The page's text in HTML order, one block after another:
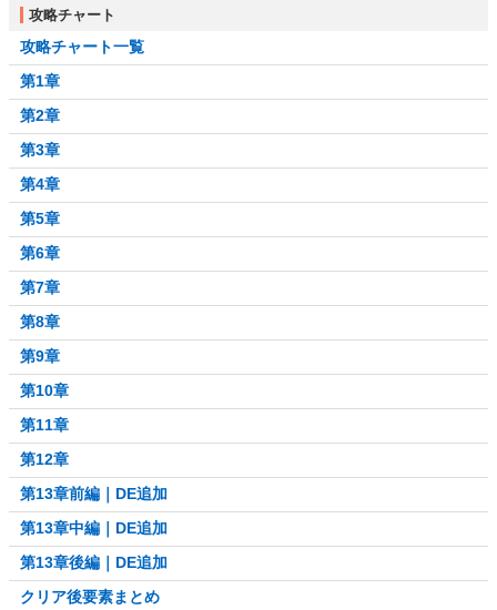
攻略チャート
攻略チャート一覧
第1章
第2章
第3章
第4章
第5章
第6章
第7章
第8章
第9章
第10章
第11章
第12章
第13章前編｜DE追加
第13章中編｜DE追加
第13章後編｜DE追加
クリア後要素まとめ